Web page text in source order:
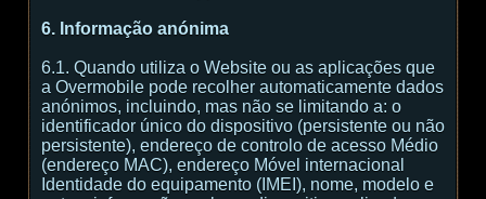
6. Informação anónima
6.1. Quando utiliza o Website ou as aplicações que
a Overmobile pode recolher automaticamente dados
anónimos, incluindo, mas não se limitando a: o
identificador único do dispositivo (persistente ou não
persistente), endereço de controlo de acesso Médio
(endereço MAC), endereço Móvel internacional
Identidade do equipamento (IMEI), nome, modelo e